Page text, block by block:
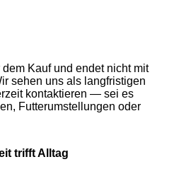
Kauf und endet nicht mit
sehen uns als langfristigen
kontaktieren — sei es
Futterumstellungen oder
trifft Alltag